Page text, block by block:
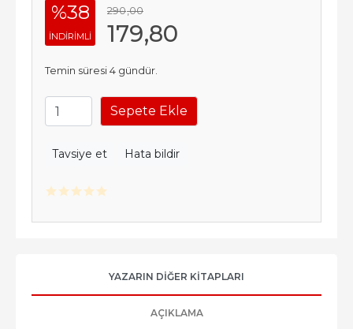
%38
INDIRIMLI
290,00
179,80
Temin süresi 4 gündür.
Sepete Ekle
Tavsiye et Hata bildir
YAZARIN DIĞER KITAPLARI
AÇIKLAMA